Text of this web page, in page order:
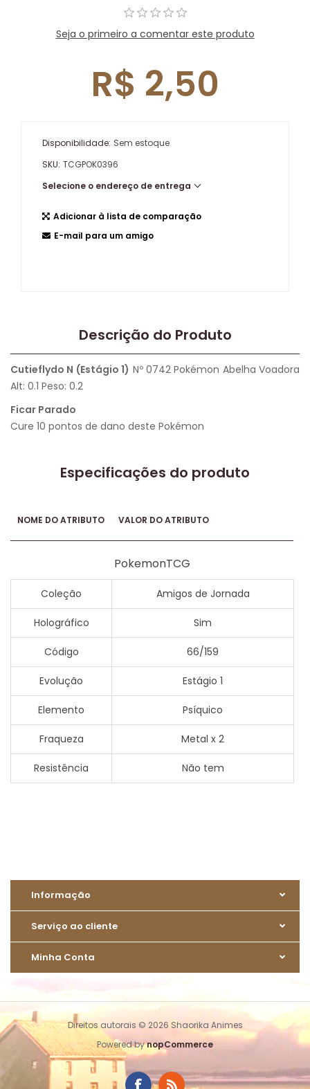
Seja o primeiro a comentar este produto
R$ 2,50
Disponibilidade: Sem estoque
SKU: TCGPOK0396
Selecione o endereço de entrega
Adicionar à lista de comparação
E-mail para um amigo
Descrição do Produto
Cutieflydo N (Estágio 1) Nº 0742 Pokémon Abelha Voadora
Alt: 0.1 Peso: 0.2
Ficar Parado
Cure 10 pontos de dano deste Pokémon
Especificações do produto
NOME DO ATRIBUTO VALOR DO ATRIBUTO
PokemonTCG
Coleção Amigos de Jornada
Holográfico Sim
Código 66/159
Evolução Estágio 1
Elemento Psíquico
Fraqueza Metal x 2
Resistência Não tem
Informação
Serviço ao cliente
Minha Conta
Direitos autorais © 2026 Shaorika Animes
Powered bynopCommerce